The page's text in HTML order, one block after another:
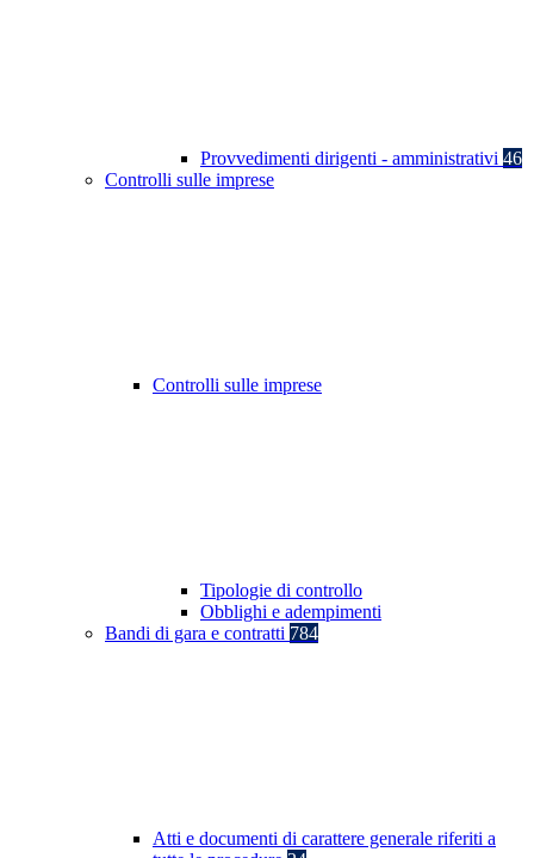
Provvedimenti dirigenti - amministrativi 46
Controlli sulle imprese
Controlli sulle imprese
Tipologie di controllo
Obblighi e adempimenti
Bandi di gara e contratti 784
Atti e documenti di carattere generale riferiti a